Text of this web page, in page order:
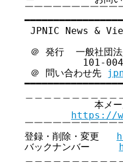
￣￣￣￣￣￣￣￣￣￣
JPNIC News &
＠ 発行  一般社団法
101-0047
＠ 問い合わせ先
本メー
https://
￣￣￣￣￣￣￣￣￣￣
登録・削除・変更
バックナンバー